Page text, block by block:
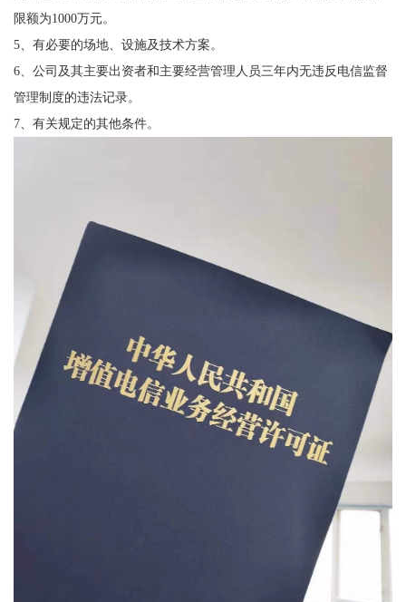
限额为1000万元。
5、有必要的场地、设施及技术方案。
6、公司及其主要出资者和主要经营管理人员三年内无违反电信监督
管理制度的违法记录。
7、有关规定的其他条件。